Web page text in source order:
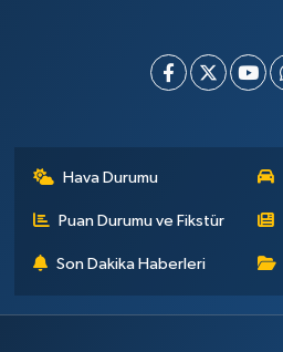
Hava Durumu
Puan Durumu ve Fikstür
Son Dakika Haberleri